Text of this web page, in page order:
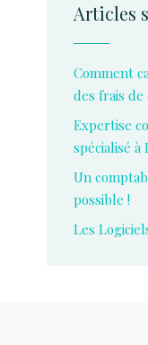
Articles
Comment
des frais
Expertise
spécialisé à
Un
possible !
Les